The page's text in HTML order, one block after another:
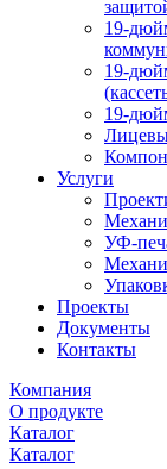
19-
19-
19-
Услуги
УФ-
Проекты
Документы
Контакты
Компания
О продукте
Каталог
Каталог